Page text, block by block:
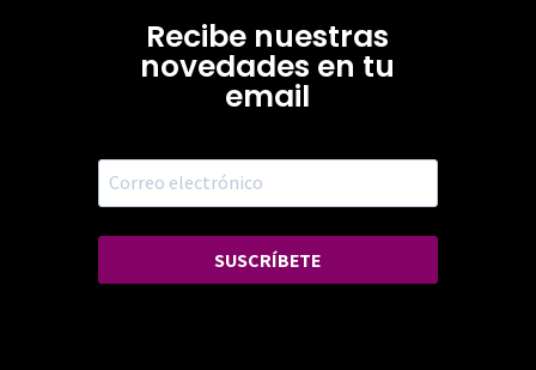
Recibe nuestras
novedades en tu
email
SUSCRÍBETE